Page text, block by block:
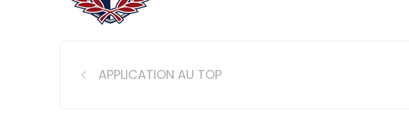
navigation
APPLICATION AU TOP